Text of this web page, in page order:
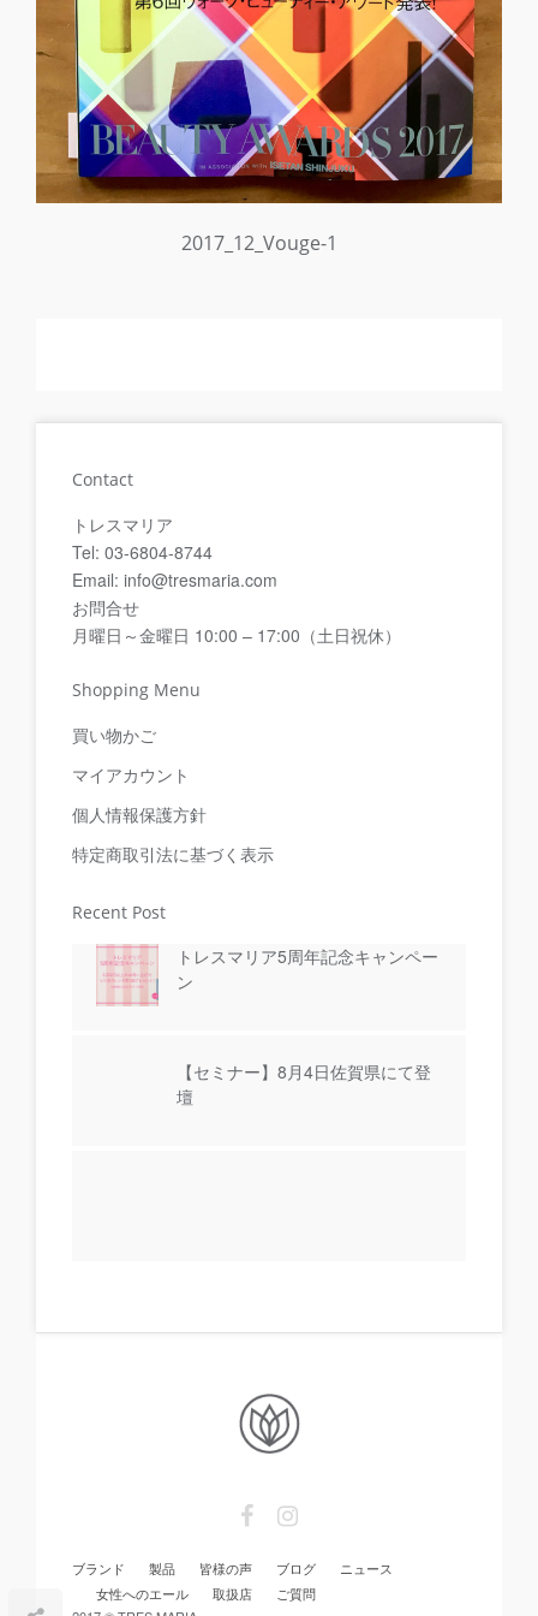
2017_12_Vouge-1
Contact
トレスマリア
Tel: 03-6804-8744
Email: info@tresmaria.com
お問合せ
月曜日～金曜日 10:00 – 17:00（土日祝休）
Shopping Menu
買い物かご
マイアカウント
個人情報保護方針
特定商取引法に基づく表示
Recent Post
トレスマリア5周年記念キャンペー
ン
【セミナー】8月4日佐賀県にて登
壇
ブランド 製品 皆様の声 ブログ
ニュース
女性へのエール
取扱店
ご質問